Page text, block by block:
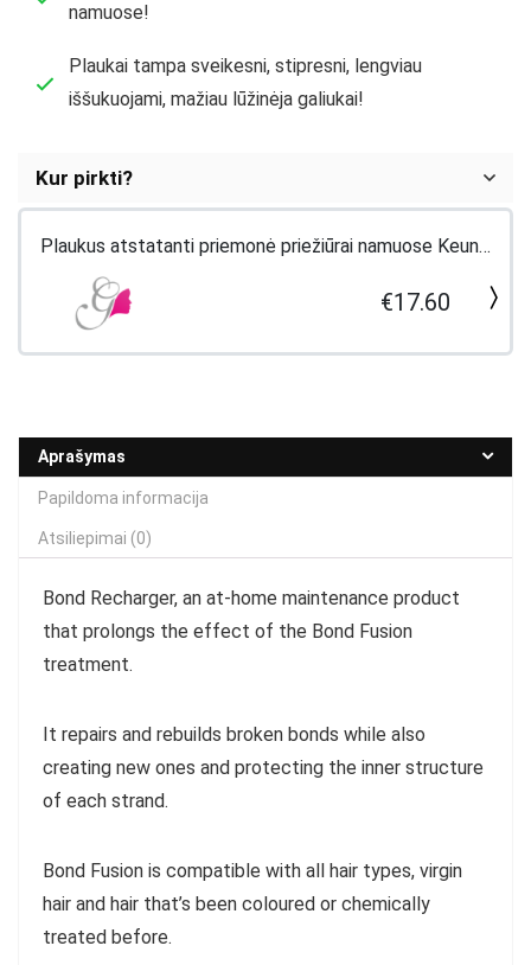
namuose!
Plaukai tampa sveikesni, stipresni, lengviau
iššukuojami, mažiau lūžinėja galiukai!
Kur pirkti?
Plaukus atstatanti priemonė priežiūrai namuose Keune
BOND FUSION RECHARGER 200ml Tekstas
nukopijuotas iš:...
€17.60
Aprašymas
Papildoma informacija
Atsiliepimai (0)
Bond Recharger, an at-home maintenance product
that prolongs the effect of the Bond Fusion
treatment.
It repairs and rebuilds broken bonds while also
creating new ones and protecting the inner structure
of each strand.
Bond Fusion is compatible with all hair types, virgin
hair and hair that’s been coloured or chemically
treated before.